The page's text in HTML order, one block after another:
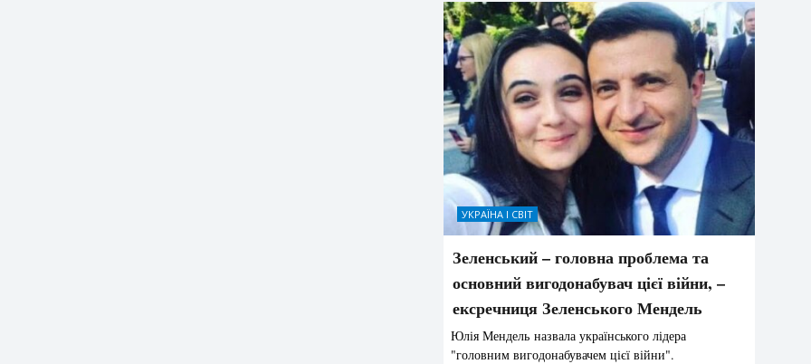
УКРАЇНА І СВІТ
Зеленський – головна проблема та
основний вигодонабувач цієї війни, –
ексречниця Зеленського Мендель
Юлія Мендель назвала українського лідера
"головним вигодонабувачем цієї війни".